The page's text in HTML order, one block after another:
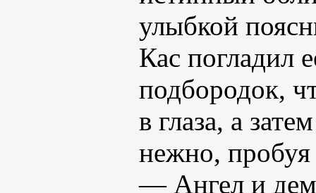
улыбкой
Кас погладил
подбородок,
в глаза, а
нежно, пробуя
— Ангел и